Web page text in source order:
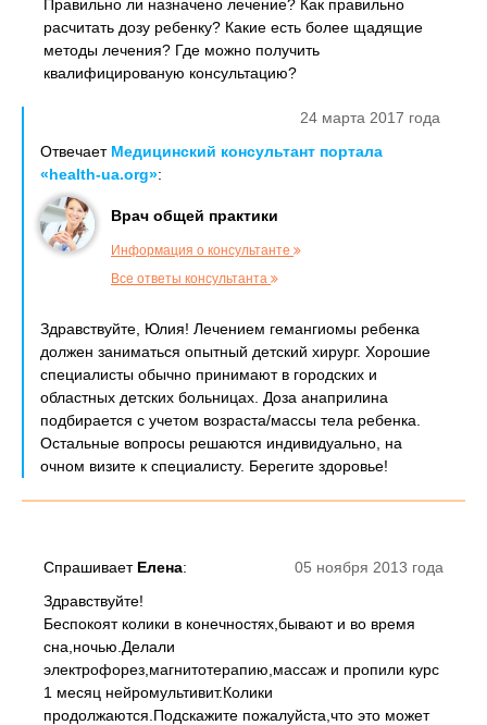
Правильно ли назначено лечение? Как правильно
расчитать дозу ребенку? Какие есть более щадящие
методы лечения? Где можно получить
квалифицированую консультацию?
24 марта 2017 года
Отвечает Медицинский консультант портала
«health-ua.org»:
Врач общей практики
Информация о консультанте
Все ответы консультанта
Здравствуйте, Юлия! Лечением гемангиомы ребенка
должен заниматься опытный детский хирург. Хорошие
специалисты обычно принимают в городских и
областных детских больницах. Доза анаприлина
подбирается с учетом возраста/массы тела ребенка.
Остальные вопросы решаются индивидуально, на
очном визите к специалисту. Берегите здоровье!
05 ноября 2013 года
Спрашивает Елена:
Здравствуйте!
Беспокоят колики в конечностях,бывают и во время
сна,ночью.Делали
электрофорез,магнитотерапию,массаж и пропили курс
1 месяц нейромультивит.Колики
продолжаются.Подскажите пожалуйста,что это может